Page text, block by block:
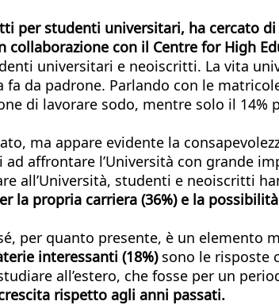
per studenti universitari, ha cercato
collaborazione con il Centre for High
universitari e neoiscritti. La vita
da padrone. Parlando con le
di lavorare sodo, mentre solo il
ma appare evidente la
affrontare l’Università con grande
all’Università, studenti e neoiscritti
la propria carriera (36%) e la
per quanto presente, è un elemento
interessanti (18%) sono le risposte
all’estero, che fosse per un
rispetto agli anni passati.